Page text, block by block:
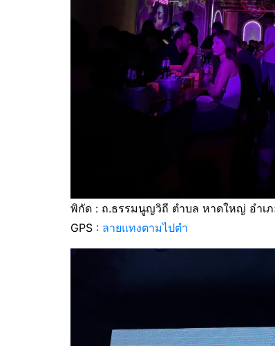
พิกัด : ถ.ธรรมนูญวิถี ตำบล หาดใหญ่ อำเ
GPS : ลายแทงตามไปตำ